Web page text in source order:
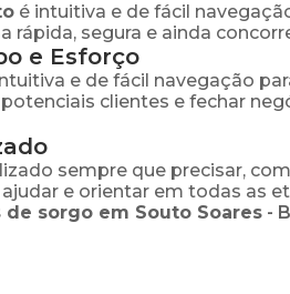
é intuitiva e de fácil
rápida, segura e ainda
e Esforço
e de fácil navegação
clientes e fechar
sempre que precisar,
e orientar em todas as
de sorgo em Souto Soares -